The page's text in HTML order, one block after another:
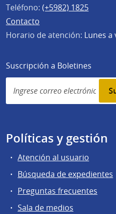
Teléfono: (+5982) 1825
Contacto
Horario de atención: Lunes a
Suscripción a Boletines
Simplenews
subscription
Políticas y gestión
Atención al usuario
Búsqueda de expedientes
Preguntas frecuentes
Sala de medios